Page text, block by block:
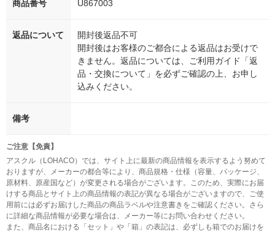
商品番号 U867003
返品について
開封後返品不可
開封後はお客様のご都合による返品はお受けで
きません。返品については、ご利用ガイド「返
品・交換について」を必ずご確認の上、お申し
込みください。
備考
ご注意【免責】
アスクル（LOHACO）では、サイト上に最新の商品情報を表示するよう努めて
おりますが、メーカーの都合等により、商品規格・仕様（容量、パッケージ、
原材料、原産国など）が変更される場合がございます。このため、実際にお届
けする商品とサイト上の商品情報の表記が異なる場合がございますので、ご使
用前には必ずお届けした商品の商品ラベルや注意書きをご確認ください。さら
に詳細な商品情報が必要な場合は、メーカー等にお問い合わせください。
また、商品名における「セット」や「箱」の表記は、必ずしも箱でのお届けを